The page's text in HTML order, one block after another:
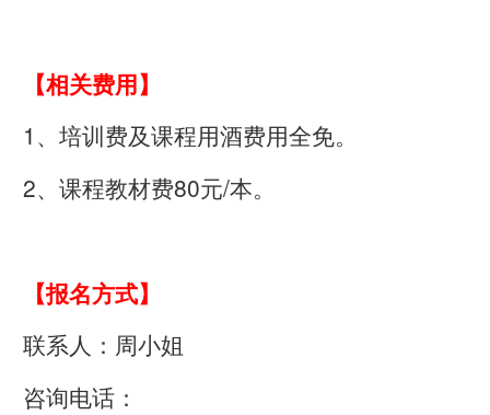
【相关费用】
1、培训费及课程用酒费用全免。
2、课程教材费80元/本。
【报名方式】
联系人：周小姐
咨询电话：